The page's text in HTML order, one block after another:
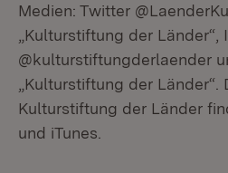
Medien: Twitter
„Kulturstiftung der Länder“,
@kulturstiftungderlaender
„Kulturstiftung der
Kulturstiftung der Länder
und iTunes.